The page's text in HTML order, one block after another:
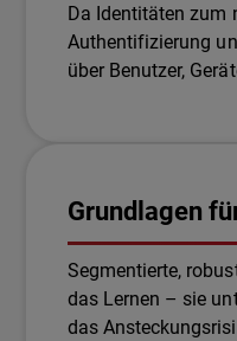
Da Identitäten zum
Authentifizierung
über Benutzer,
Grundlagen
Segmentierte,
das Lernen – sie
das